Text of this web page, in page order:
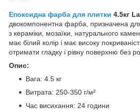
Епоксидна фарба для плитки 4.5кг
двокомпонентна фарба, призначена
з кераміки, мозаїки, натурального
має білий колір і має високу
отримати гладку і рівну поверхню без
Опис:
Вага: 4.5 кг
Витрата: 250-350 г/м²
Час висихання: 24 години